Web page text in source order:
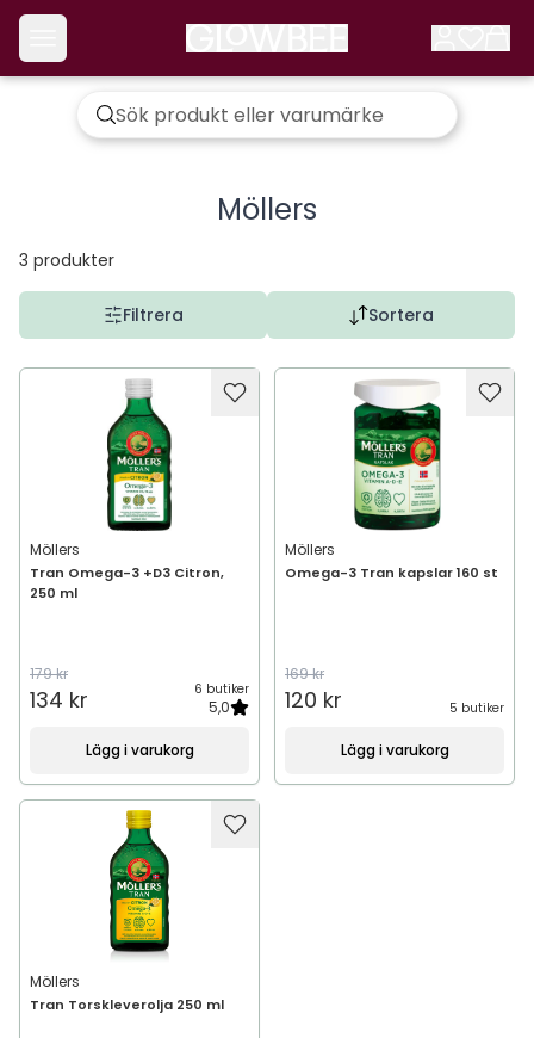
Möllers
3 produkter
Filtrera Sortera
Möllers
Tran Omega-3 +D3 Citron,
250 ml
179 kr
134 kr 6 butiker
5,0
Lägg i varukorg
Möllers
Omega-3 Tran kapslar 160 st
169 kr
120 kr 5 butiker
Lägg i varukorg
Möllers
Tran Torskleverolja 250 ml